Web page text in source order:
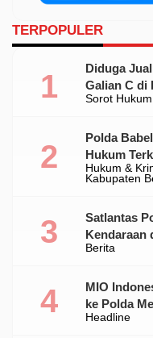
TERPOPULER
Sorot Hukum
Diduga
Galian C di
Hukum &
Kabupaten
Polda
Hukum
Ilegal Di
Berita
Satlantas
Kendaraan
Standar
Headline
MIO
ke Polda